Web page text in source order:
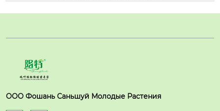
ООО Фошань Саньшуй Молодые Растения